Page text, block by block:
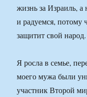
жизнь за Израиль,
и радуемся, потому
защитит свой народ.
Я росла в семье,
моего мужа были
участник Второй